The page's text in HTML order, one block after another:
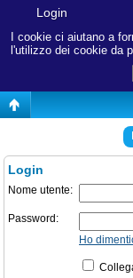
I cookie ci aiutano a
l'utilizzo dei cookie da
Login
Login
Nome utente:
Password:
Ho